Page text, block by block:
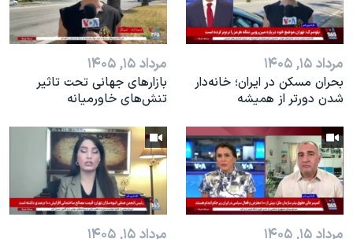
مرداد ۱۵, ۱۴۰۵
بحران مسکن در ایران؛ خانه‌دار
شدن دورتر از همیشه
مرداد ۱۵, ۱۴۰۵
بازارهای جهانی تحت تاثیر
تنش‌های خاورمیانه